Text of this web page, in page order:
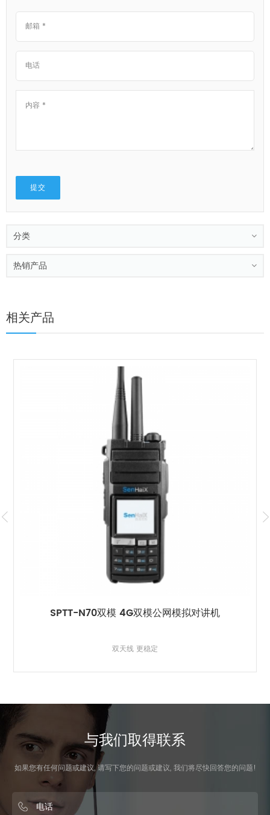
分类
热销产品
相关产品
SPTT-N70双模 4G双模公网模拟对讲机
双天线 更稳定
与我们取得联系
如果您有任何问题或建议, 请写下您的问题或建议, 我们将尽快回答您的问题!